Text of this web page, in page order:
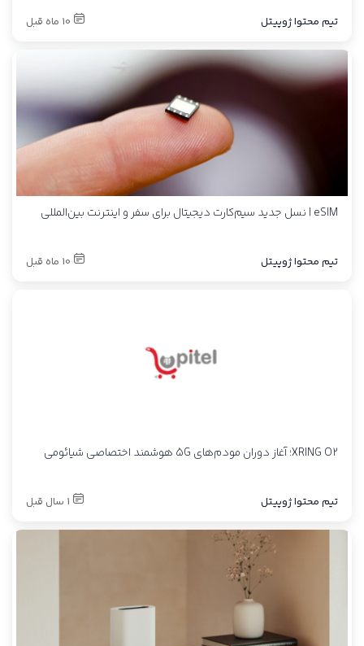
تیم محتوا ژوپیتل 10 ماه قبل
eSIM | نسل جدید سیم‌کارت دیجیتال برای سفر و اینترنت بین‌المللی
تیم محتوا ژوپیتل 10 ماه قبل
XRING O2؛ آغاز دوران مودم‌های 5G هوشمند اختصاصی شیائومی
تیم محتوا ژوپیتل 1 سال قبل